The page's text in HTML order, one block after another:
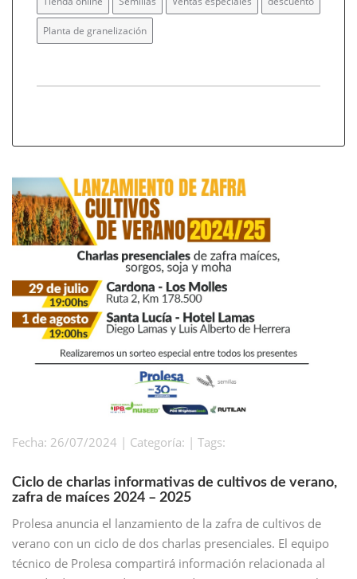
Planta de granelización
Fecha: 26/07/2024 | Categoría: | Tags:
Ciclo de charlas informativas de cultivos de verano,
zafra de maíces 2024 – 2025
Prolesa anuncia el lanzamiento de la zafra de cultivos de
verano con un ciclo de dos charlas presenciales. El equipo
técnico de Prolesa compartirá información relacionada al